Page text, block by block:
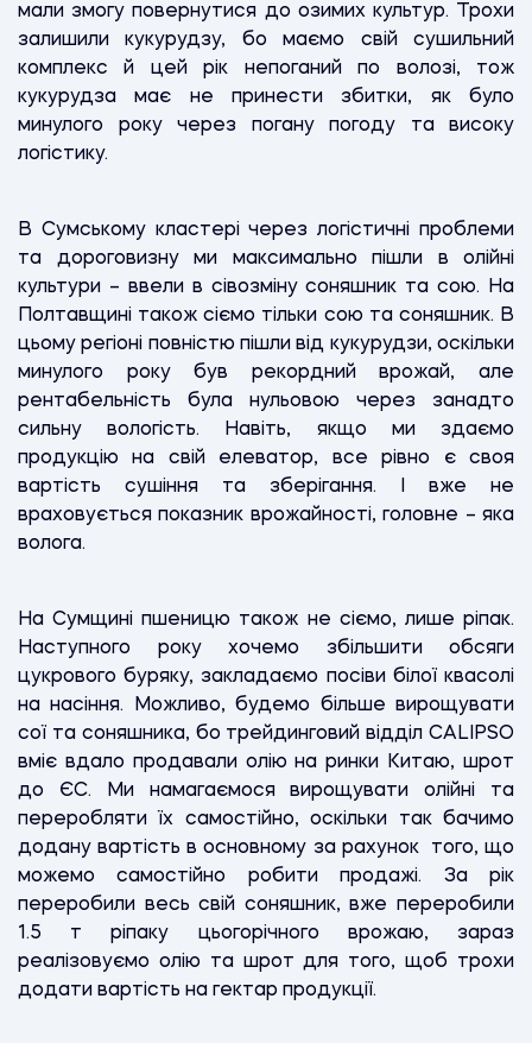
мали змогу повернутися до озимих культур. Трохи
залишили кукурудзу, бо маємо свій сушильний
комплекс й цей рік непоганий по волозі, тож
кукурудза має не принести збитки, як було
минулого року через погану погоду та високу
логістику.
В Сумському кластері через логістичні проблеми
та дороговизну ми максимально пішли в олійні
культури – ввели в сівозміну соняшник та сою. На
Полтавщині також сіємо тільки сою та соняшник. В
цьому регіоні повністю пішли від кукурудзи, оскільки
минулого року був рекордний врожай, але
рентабельність була нульовою через занадто
сильну вологість. Навіть, якщо ми здаємо
продукцію на свій елеватор, все рівно є своя
вартість сушіння та зберігання. І вже не
враховується показник врожайності, головне – яка
волога.
На Сумщині пшеницю також не сіємо, лише ріпак.
Наступного року хочемо збільшити обсяги
цукрового буряку, закладаємо посіви білої квасолі
на насіння. Можливо, будемо більше вирощувати
сої та соняшника, бо трейдинговий відділ CALIPSO
вміє вдало продавали олію на ринки Китаю, шрот
до ЄС. Ми намагаємося вирощувати олійні та
переробляти їх самостійно, оскільки так бачимо
додану вартість в основному за рахунок того, що
можемо самостійно робити продажі. За рік
переробили весь свій соняшник, вже переробили
1.5 т ріпаку цьогорічного врожаю, зараз
реалізовуємо олію та шрот для того, щоб трохи
додати вартість на гектар продукції.